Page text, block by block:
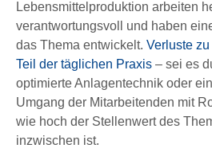
Lebensmittelproduktion arbeiten
verantwortungsvoll und haben
das Thema entwickelt. Verluste
Teil der täglichen Praxis – sei es
optimierte Anlagentechnik oder
Umgang der Mitarbeitenden mit
wie hoch der Stellenwert des
inzwischen ist.